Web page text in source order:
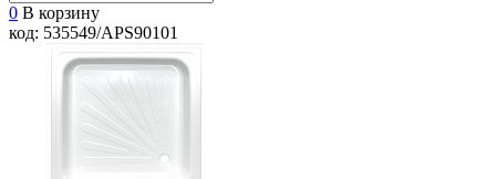
0 В корзину
код: 535549/APS90101